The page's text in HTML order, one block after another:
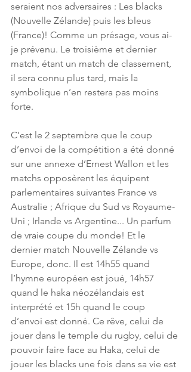
seraient nos adversaires : Les blacks
(Nouvelle Zélande) puis les bleus
(France)! Comme un présage, vous ai-
je prévenu. Le troisième et dernier
match, étant un match de classement,
il sera connu plus tard, mais la
symbolique n’en restera pas moins
forte.
C’est le 2 septembre que le coup
d’envoi de la compétition a été donné
sur une annexe d’Ernest Wallon et les
matchs opposèrent les équipent
parlementaires suivantes France vs
Australie ; Afrique du Sud vs Royaume-
Uni ; Irlande vs Argentine... Un parfum
de vraie coupe du monde! Et le
dernier match Nouvelle Zélande vs
Europe, donc. Il est 14h55 quand
l’hymne européen est joué, 14h57
quand le haka néozélandais est
interprété et 15h quand le coup
d’envoi est donné. Ce rêve, celui de
jouer dans le temple du rugby, celui de
pouvoir faire face au Haka, celui de
jouer les blacks une fois dans sa vie est